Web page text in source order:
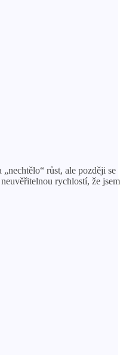
růst, ale později se
rychlostí, že jsem